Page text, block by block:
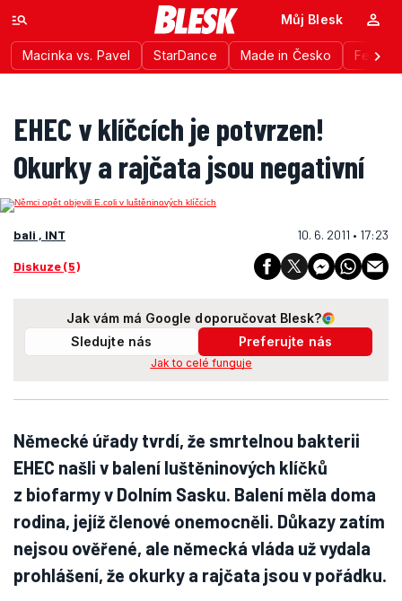
Macinka vs. Pavel StarDance Made in Česko
Můj Blesk
EHEC v klíčcích je potvrzen!
Okurky a rajčata jsou negativní
bali , INT 10. 6. 2011 • 17:23
Diskuze (5)
Jak vám má Google doporučovat Blesk?
Sledujte nás
Preferujte nás
Jak to celé funguje
Německé úřady tvrdí, že smrtelnou bakterii
EHEC našli v balení luštěninových klíčků
z biofarmy v Dolním Sasku. Balení měla doma
rodina, jejíž členové onemocněli. Důkazy zatím
nejsou ověřené, ale německá vláda už vydala
prohlášení, že okurky a rajčata jsou v pořádku.